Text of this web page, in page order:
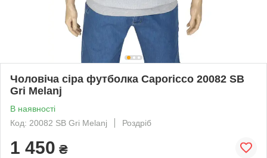
Чоловіча сіра футболка Caporicco 20082 SB
Gri Melanj
В наявності
Код: 20082 SB Gri Melanj
Роздріб
1 450 ₴